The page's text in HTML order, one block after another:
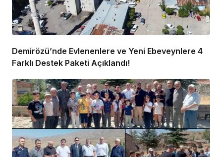
Demirözü’nde Evlenenlere ve Yeni Ebeveynlere 4
Farklı Destek Paketi Açıklandı!